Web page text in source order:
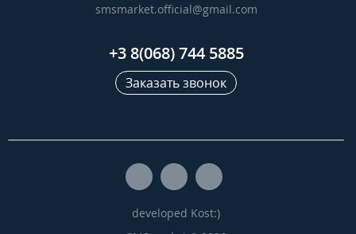
smsmarket.official@gmail.com
+3 8(068) 744 5885
Заказать звонок
developed Kost:)